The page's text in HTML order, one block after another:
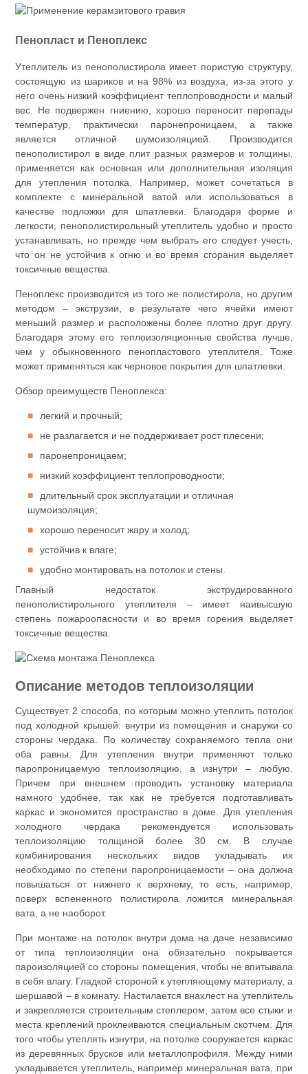
Пенопласт и Пеноплекс
Утеплитель из пенополистирола имеет пористую структуру,
состоящую из шариков и на 98% из воздуха, из-за этого у
него очень низкий коэффициент теплопроводности и малый
вес. Не подвержен гниению, хорошо переносит перепады
температур, практически паронепроницаем, а также
является отличной шумоизоляцией. Производится
пенополистирол в виде плит разных размеров и толщины,
применяется как основная или дополнительная изоляция
для утепления потолка. Например, может сочетаться в
комплекте с минеральной ватой или использоваться в
качестве подложки для шпатлевки. Благодаря форме и
легкости, пенополистирольный утеплитель удобно и просто
устанавливать, но прежде чем выбрать его следует учесть,
что он не устойчив к огню и во время сгорания выделяет
токсичные вещества.
Пеноплекс производится из того же полистирола, но другим
методом – экструзии, в результате чего ячейки имеют
меньший размер и расположены более плотно друг другу.
Благодаря этому его теплоизоляционные свойства лучше,
чем у обыкновенного пенопластового утеплителя. Тоже
может применяться как черновое покрытия для шпатлевки.
Обзор преимуществ Пеноплекса:
легкий и прочный;
не разлагается и не поддерживает рост плесени;
паронепроницаем;
низкий коэффициент теплопроводности;
длительный срок эксплуатации и отличная
шумоизоляция;
хорошо переносит жару и холод;
устойчив к влаге;
удобно монтировать на потолок и стены.
Главный недостаток экструдированного
пенополистирольного утеплителя – имеет наивысшую
степень пожароопасности и во время горения выделяет
токсичные вещества.
Описание методов теплоизоляции
Существует 2 способа, по которым можно утеплить потолок
под холодной крышей: внутри из помещения и снаружи со
стороны чердака. По количеству сохраняемого тепла они
оба равны. Для утепления внутри применяют только
паропроницаемую теплоизоляцию, а изнутри – любую.
Причем при внешнем проводить установку материала
намного удобнее, так как не требуется подготавливать
каркас и экономится пространство в доме. Для утепления
холодного чердака рекомендуется использовать
теплоизоляцию толщиной более 30 см. В случае
комбинирования нескольких видов укладывать их
необходимо по степени паропроницаемости – она должна
повышаться от нижнего к верхнему, то есть, например,
поверх вспененного полистирола ложится минеральная
вата, а не наоборот.
При монтаже на потолок внутри дома на даче независимо
от типа теплоизоляции она обязательно покрывается
пароизоляцией со стороны помещения, чтобы не впитывала
в себя влагу. Гладкой стороной к утепляющему материалу, а
шершавой – в комнату. Настилается внахлест на утеплитель
и закрепляется строительным степлером, затем все стыки и
места креплений проклеиваются специальным скотчем. Для
того чтобы утеплять изнутри, на потолке сооружается каркас
из деревянных брусков или металлопрофиля. Между ними
укладывается утеплитель, например минеральная вата, при